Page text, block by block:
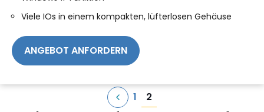
Viele IOs in einem kompakten, lüfterlosen Gehäuse
ANGEBOT ANFORDERN
1 2